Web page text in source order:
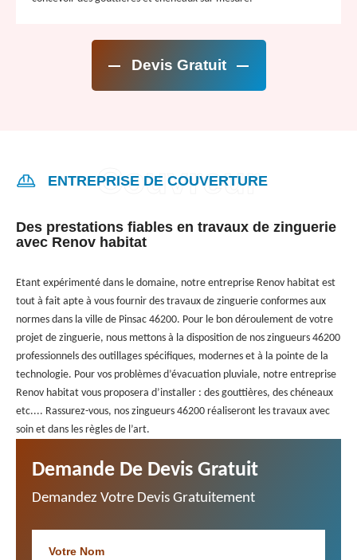
Devis Gratuit
ENTREPRISE DE COUVERTURE
Des prestations fiables en travaux de zinguerie
avec Renov habitat
Etant expérimenté dans le domaine, notre entreprise Renov habitat est
tout à fait apte à vous fournir des travaux de zinguerie conformes aux
normes dans la ville de Pinsac 46200. Pour le bon déroulement de votre
projet de zinguerie, nous mettons à la disposition de nos zingueurs 46200
professionnels des outillages spécifiques, modernes et à la pointe de la
technologie. Pour vos problèmes d’évacuation pluviale, notre entreprise
Renov habitat vous proposera d’installer : des gouttières, des chéneaux
etc.... Rassurez-vous, nos zingueurs 46200 réaliseront les travaux avec
soin et dans les règles de l’art.
Demande De Devis Gratuit
Demandez Votre Devis Gratuitement